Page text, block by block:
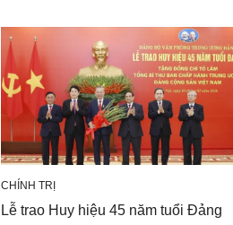
CHÍNH TRỊ
Lễ trao Huy hiệu 45 năm tuổi Đảng